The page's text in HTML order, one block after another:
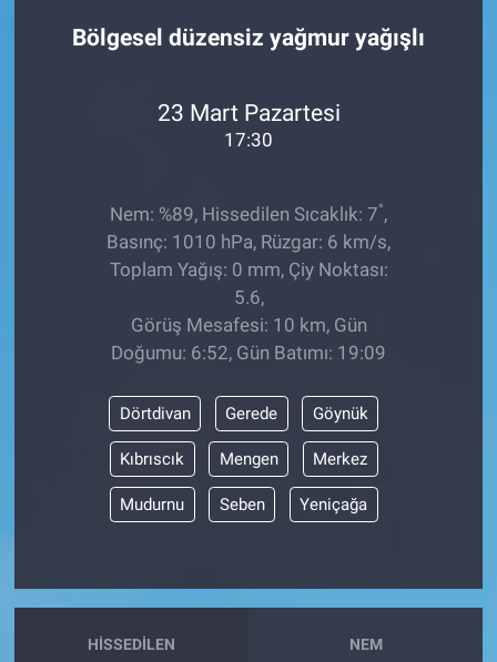
Bölgesel düzensiz yağmur yağışlı
23 Mart Pazartesi
17:30
Nem: %89, Hissedilen Sıcaklık: 7°,
Basınç: 1010 hPa, Rüzgar: 6 km/s,
Toplam Yağış: 0 mm, Çiy Noktası:
5.6,
Görüş Mesafesi: 10 km, Gün
Doğumu: 6:52, Gün Batımı: 19:09
Dörtdivan Gerede Göynük
Kıbrıscık Mengen Merkez
Mudurnu Seben Yeniçağa
HISSEDILEN NEM
İlçeler
ASAYİŞ
ÇEVRE
HABERDE İNSAN
BİLİM VE TEKNOLOJİ
Güvenlik